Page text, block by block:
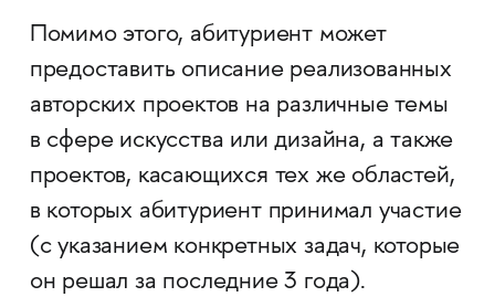
Помимо этого, абитуриент может
предоставить описание реализованных
авторских проектов на различные темы
в сфере искусства или дизайна, а также
проектов, касающихся тех же областей,
в которых абитуриент принимал участие
(с указанием конкретных задач, которые
он решал за последние 3 года).